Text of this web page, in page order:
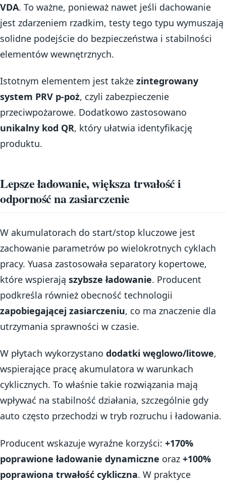
VDA. To ważne, ponieważ nawet jeśli dachowanie
jest zdarzeniem rzadkim, testy tego typu wymuszają
solidne podejście do bezpieczeństwa i stabilności
elementów wewnętrznych.
Istotnym elementem jest także zintegrowany
system PRV p-poż, czyli zabezpieczenie
przeciwpożarowe. Dodatkowo zastosowano
unikalny kod QR, który ułatwia identyfikację
produktu.
Lepsze ładowanie, większa trwałość i
odporność na zasiarczenie
W akumulatorach do start/stop kluczowe jest
zachowanie parametrów po wielokrotnych cyklach
pracy. Yuasa zastosowała separatory kopertowe,
które wspierają szybsze ładowanie. Producent
podkreśla również obecność technologii
zapobiegającej zasiarczeniu, co ma znaczenie dla
utrzymania sprawności w czasie.
W płytach wykorzystano dodatki węglowo/litowe,
wspierające pracę akumulatora w warunkach
cyklicznych. To właśnie takie rozwiązania mają
wpływać na stabilność działania, szczególnie gdy
auto często przechodzi w tryb rozruchu i ładowania.
Producent wskazuje wyraźne korzyści: +170%
poprawione ładowanie dynamiczne oraz +100%
poprawiona trwałość cykliczna. W praktyce